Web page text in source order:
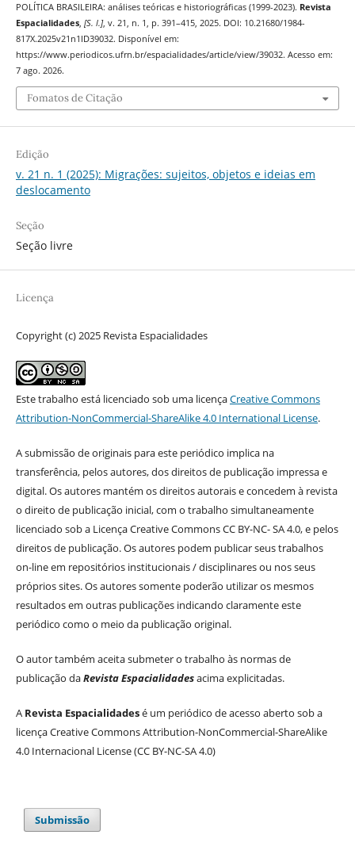
POLÍTICA BRASILEIRA: análises teóricas e historiográficas (1999-2023). Revista
Espacialidades, [S. l.], v. 21, n. 1, p. 391–415, 2025. DOI: 10.21680/1984-
817X.2025v21n1ID39032. Disponível em:
https://www.periodicos.ufrn.br/espacialidades/article/view/39032. Acesso em:
7 ago. 2026.
Fomatos de Citação
Edição
v. 21 n. 1 (2025): Migrações: sujeitos, objetos e ideias em
deslocamento
Seção
Seção livre
Licença
Copyright (c) 2025 Revista Espacialidades
Este trabalho está licenciado sob uma licençaCreative Commons
Attribution-NonCommercial-ShareAlike 4.0 International License.
A submissão de originais para este periódico implica na
transferência, pelos autores, dos direitos de publicação impressa e
digital. Os autores mantém os direitos autorais e concedem à revista
o direito de publicação inicial, com o trabalho simultaneamente
licenciado sob a Licença Creative Commons CC BY-NC- SA 4.0, e pelos
direitos de publicação. Os autores podem publicar seus trabalhos
on-line em repositórios institucionais / disciplinares ou nos seus
próprios sites. Os autores somente poderão utilizar os mesmos
resultados em outras publicações indicando claramente este
periódico como o meio da publicação original.
O autor também aceita submeter o trabalho às normas de
publicação daRevista Espacialidadesacima explicitadas.
A Revista Espacialidadesé um periódico de acesso aberto sob a
licença Creative Commons Attribution-NonCommercial-ShareAlike
4.0 Internacional License (CC BY-NC-SA 4.0)
Submissão